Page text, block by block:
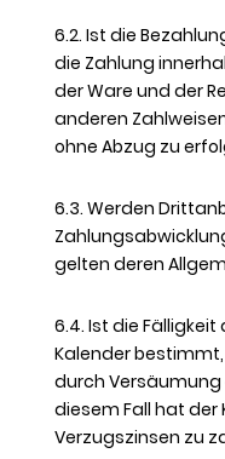
6.2. Ist die
die Zahlung
der Ware und der
anderen
ohne Abzug zu
6.3. Werden
gelten deren
6.4. Ist die
Kalender
durch Versäumung
diesem Fall hat der
Verzugszinsen zu